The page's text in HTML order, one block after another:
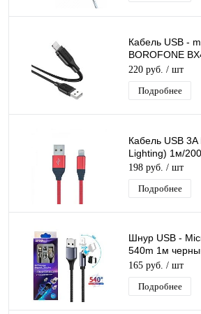
Кабель USB -
BOROFONE
силикон
220 руб. / шт
Подробнее
Кабель USB
Lighting) 1м/200
198 руб. / шт
Подробнее
Шнур USB -
540m 1м
сменный
кабель
165 руб. / шт
Подробнее